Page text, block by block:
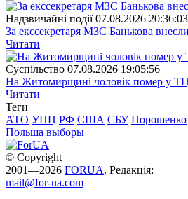
Надзвичайні події 07.08.2026 20:36:03
За екссекретаря МЗС Банькова
Читати
Суспiльство 07.08.2026 19:05:56
На Житомирщині чоловік помер у
Читати
Теги
АТО УПЦ РФ США СБУ Порошенко
Польша выборы
© Copyright
2001—2026 FORUA. Редакція:
mail@for-ua.com